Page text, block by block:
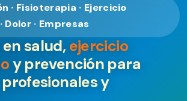
· Fisioterapia · Ejercicio
· Empresas
salud, ejercicio
y prevención para
y